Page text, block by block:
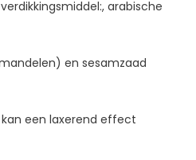
arabische
en sesamzaad
een laxerend effect